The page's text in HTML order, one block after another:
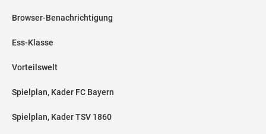
Browser-Benachrichtigung
Ess-Klasse
Vorteilswelt
Spielplan, Kader FC Bayern
Spielplan, Kader TSV 1860